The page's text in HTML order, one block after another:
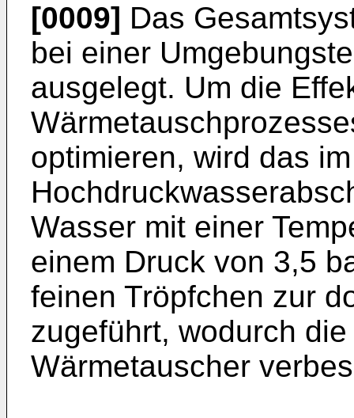
[0009] Das
bei einer
ausgelegt. Um die
optimieren, wird das im
Wasser mit einer
einem Druck von 3,5
feinen Tröpfchen zur
zugeführt, wodurch
Wärmetauscher